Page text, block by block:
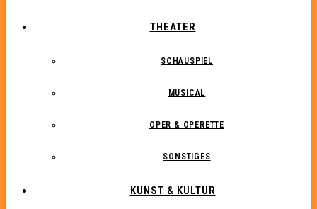
THEATER
SCHAUSPIEL
MUSICAL
OPER & OPERETTE
SONSTIGES
KUNST & KULTUR